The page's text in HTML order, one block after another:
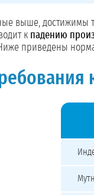
выше,
к падению
приведены